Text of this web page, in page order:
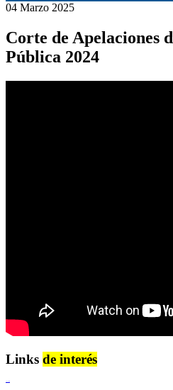
04 Marzo 2025
Corte de Apelaciones
Pública 2024
Links de interés